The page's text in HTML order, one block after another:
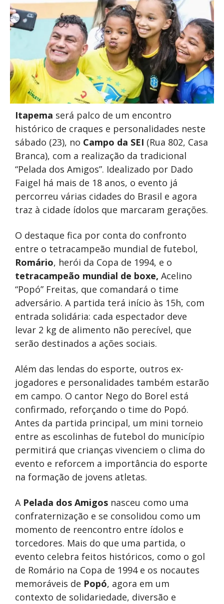
Itapema será palco de um encontro
histórico de craques e personalidades neste
sábado (23), no Campo da SEI (Rua 802, Casa
Branca), com a realização da tradicional
“Pelada dos Amigos”. Idealizado por Dado
Faigel há mais de 18 anos, o evento já
percorreu várias cidades do Brasil e agora
traz à cidade ídolos que marcaram gerações.
O destaque fica por conta do confronto
entre o tetracampeão mundial de futebol,
Romário, herói da Copa de 1994, e o
tetracampeão mundial de boxe, Acelino
“Popó” Freitas, que comandará o time
adversário. A partida terá início às 15h, com
entrada solidária: cada espectador deve
levar 2 kg de alimento não perecível, que
serão destinados a ações sociais.
Além das lendas do esporte, outros ex-
jogadores e personalidades também estarão
em campo. O cantor Nego do Borel está
confirmado, reforçando o time do Popó.
Antes da partida principal, um mini torneio
entre as escolinhas de futebol do município
permitirá que crianças vivenciem o clima do
evento e reforcem a importância do esporte
na formação de jovens atletas.
A Pelada dos Amigos nasceu como uma
confraternização e se consolidou como um
momento de reencontro entre ídolos e
torcedores. Mais do que uma partida, o
evento celebra feitos históricos, como o gol
de Romário na Copa de 1994 e os nocautes
memoráveis de Popó, agora em um
contexto de solidariedade, diversão e